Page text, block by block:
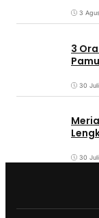
3
3
30
30